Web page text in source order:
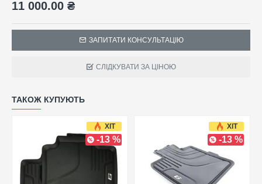
11 000.00 ₴
ЗАПИТАТИ КОНСУЛЬТАЦІЮ
СЛІДКУВАТИ ЗА ЦІНОЮ
ТАКОЖ КУПУЮТЬ
ХІТ
-13 %
ХІТ
-13 %